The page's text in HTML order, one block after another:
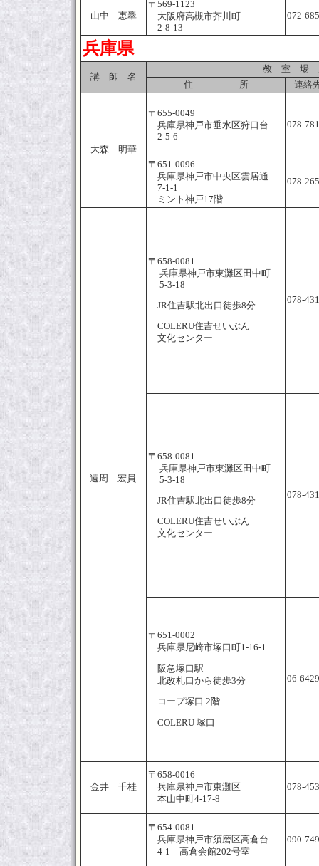
山中 恵翠
〒569-1123
大阪府高槻市芥川町
2-8-13
072-
兵庫県
講 師 名
教 室 場
住 所
連絡
大森 明華
〒655-0049
兵庫県神戸市垂水区狩口台
2-5-6
078-
〒651-0096
兵庫県神戸市中央区雲居通
7-1-1
ミント神戸17階
078-
遠周 宏員
〒658-0081
兵庫県神戸市東灘区田中町
5-3-18
JR住吉駅北出口徒歩8分
COLERU住吉せいぶん
文化センター
078-
〒658-0081
兵庫県神戸市東灘区田中町
5-3-18
JR住吉駅北出口徒歩8分
COLERU住吉せいぶん
文化センター
078-
〒651-0002
兵庫県尼崎市塚口町1-16-1
阪急塚口駅
北改札口から徒歩3分
コープ塚口 2階
COLERU 塚口
06-
金井 千桂
〒658-0016
兵庫県神戸市東灘区
本山中町4-17-8
078-
〒654-0081
兵庫県神戸市須磨区高倉台
4-1 高倉会館202号室
090-